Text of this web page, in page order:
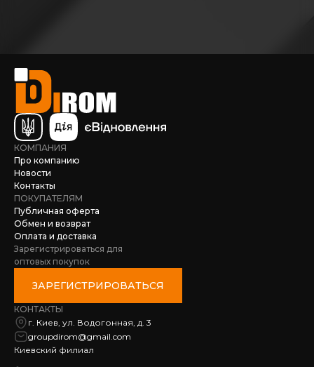
КОМПАНИЯ
Про компанию
Новости
Контакты
ПОКУПАТЕЛЯМ
Публичная оферта
Обмен и возврат
Оплата и доставка
Зарегистрироваться для
оптовых покупок
ЗАРЕГИСТРИРОВАТЬСЯ
КОНТАКТЫ
г. Киев, ул. Водогонная, д. 3
groupdirom@gmail.com
Киевский филиал